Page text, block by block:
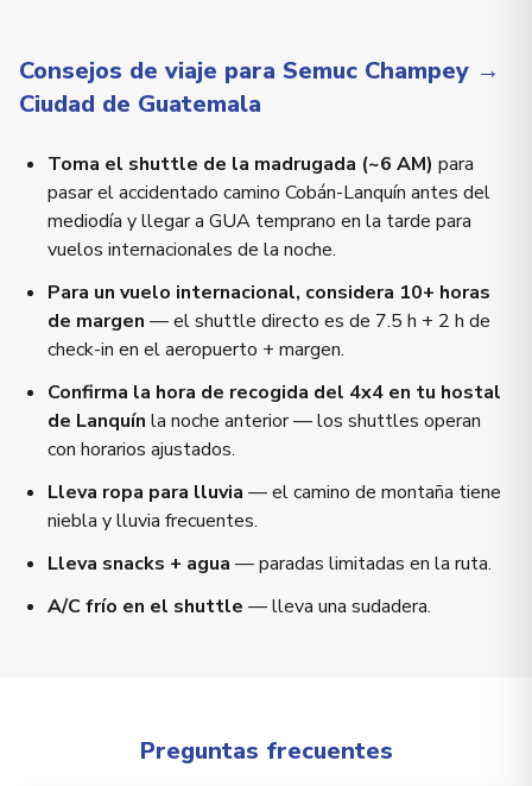
Consejos de viaje para Semuc Champey →
Ciudad de Guatemala
Toma el shuttle de la madrugada (~6 AM) para
pasar el accidentado camino Cobán-Lanquín antes del
mediodía y llegar a GUA temprano en la tarde para
vuelos internacionales de la noche.
Para un vuelo internacional, considera 10+ horas
de margen — el shuttle directo es de 7.5 h + 2 h de
check-in en el aeropuerto + margen.
Confirma la hora de recogida del 4x4 en tu hostal
de Lanquín la noche anterior — los shuttles operan
con horarios ajustados.
Lleva ropa para lluvia — el camino de montaña tiene
niebla y lluvia frecuentes.
Lleva snacks + agua — paradas limitadas en la ruta.
A/C frío en el shuttle — lleva una sudadera.
Preguntas frecuentes